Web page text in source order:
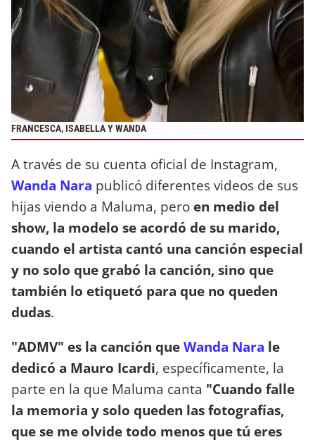
FRANCESCA, ISABELLA Y WANDA
A través de su cuenta oficial de Instagram,
Wanda Nara publicó diferentes videos de sus
hijas viendo a Maluma, pero en medio del
show, la modelo se acordó de su marido,
cuando el artista cantó una canción especial
y no solo que grabó la canción, sino que
también lo etiquetó para que no queden
dudas.
"ADMV" es la canción queWanda Nara le
dedicó a Mauro Icardi, específicamente, la
parte en la que Maluma canta "Cuando falle
la memoria y solo queden las fotografías,
que se me olvide todo menos que tú eres